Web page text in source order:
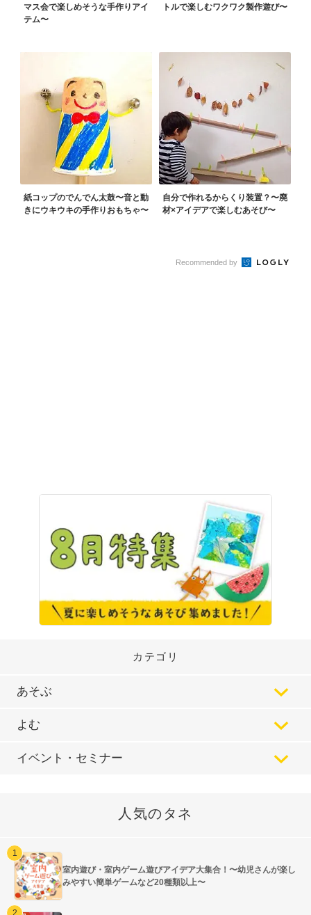
マス会で楽しめそうな手作りアイ
テム〜
トルで楽しむワクワク製作遊び〜
紙コップのでんでん太鼓〜音と動
きにウキウキの手作りおもちゃ〜
自分で作れるからくり装置？〜廃
材×アイデアで楽しむあそび〜
Recommended by
カテゴリ
あそぶ
よむ
イベント・セミナー
人気のタネ
室内遊び・室内ゲーム遊びアイデア大集合！〜幼児さんが楽し
みやすい簡単ゲームなど20種類以上〜